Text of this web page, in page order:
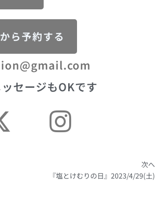
ら予約する
セージもOKです
次へ
『塩とけむりの日』2023/4/29(土)